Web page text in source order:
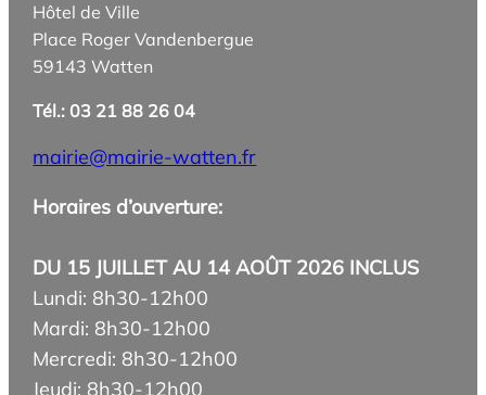
Hôtel de Ville
Place Roger Vandenbergue
59143 Watten
Tél.: 03 21 88 26 04
mairie@mairie-watten.fr
Horaires d’ouverture:
DU 15 JUILLET AU 14 AOÛT 2026 INCLUS
Lundi: 8h30-12h00
Mardi: 8h30-12h00
Mercredi: 8h30-12h00
Jeudi: 8h30-12h00